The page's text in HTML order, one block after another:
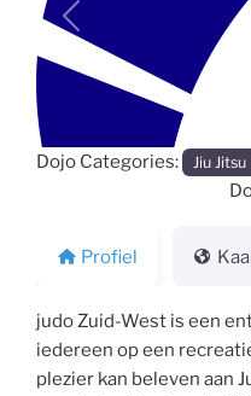
Vorige
Dojo Categories: Jiu Jitsu
Profiel
judo Zuid-West is een
iedereen op een
plezier kan beleven aan